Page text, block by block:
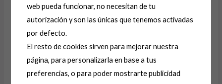
Correo electrónico
Guarda mi nombre, correo electrónico y web en
este navegador para la próxima vez que comente.
web pueda funcionar, no necesitan de tu
autorización y son las únicas que tenemos activadas
por defecto.
El resto de cookies sirven para mejorar nuestra
página, para personalizarla en base a tus
preferencias, o para poder mostrarte publicidad